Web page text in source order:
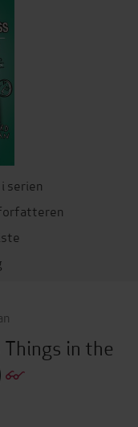
serien
forfatteren
in the